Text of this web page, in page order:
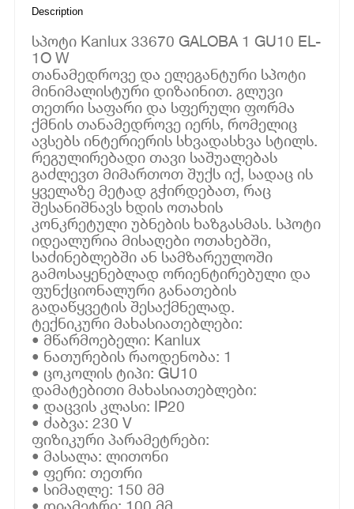
Description
სპოტი Kanlux 33670 GALOBA 1 GU10 EL-
1O W
თანამედროვე და ელეგანტური სპოტი
მინიმალისტური დიზაინით. გლუვი
თეთრი საფარი და სფერული ფორმა
ქმნის თანამედროვე იერს, რომელიც
ავსებს ინტერიერის სხვადასხვა სტილს.
რეგულირებადი თავი საშუალებას
გაძლევთ მიმართოთ შუქს იქ, სადაც ის
ყველაზე მეტად გჭირდებათ, რაც
შესანიშნავს ხდის ოთახის
კონკრეტული უბნების ხაზგასმას. სპოტი
იდეალურია მისაღები ოთახებში,
საძინებლებში ან სამზარეულოში
გამოსაყენებლად ორიენტირებული და
ფუნქციონალური განათების
გადაწყვეტის შესაქმნელად.
ტექნიკური მახასიათებლები:
• მწარმოებელი: Kanlux
• ნათურების რაოდენობა: 1
• ცოკოლის ტიპი: GU10
დამატებითი მახასიათებლები:
• დაცვის კლასი: IP20
• ძაბვა: 230 V
ფიზიკური პარამეტრები:
• მასალა: ლითონი
• ფერი: თეთრი
• სიმაღლე: 150 მმ
• დიამეტრი: 100 მმ